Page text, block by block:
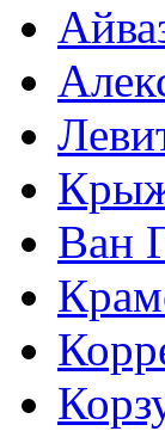
Ван